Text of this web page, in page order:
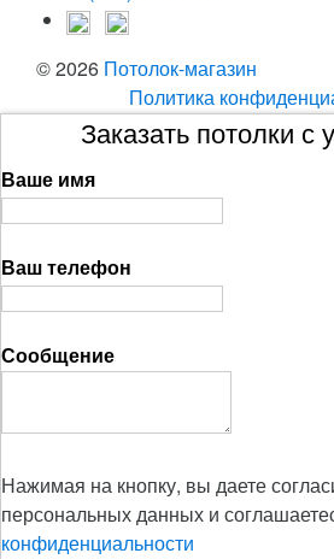
© 2026 Потолок-магазин
Политика
Заказать потолки с
Ваше имя
Ваш телефон
Сообщение
Нажимая на кнопку, вы даете
персональных данных и
конфиденциальности